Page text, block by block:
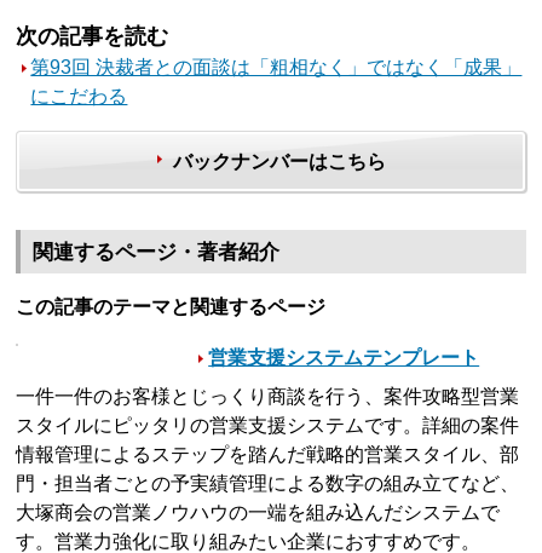
次の記事を読む
第93回 決裁者との面談は「粗相なく」ではなく「成果」
にこだわる
バックナンバーはこちら
関連するページ・著者紹介
この記事のテーマと関連するページ
営業支援システムテンプレート
一件一件のお客様とじっくり商談を行う、案件攻略型営業
スタイルにピッタリの営業支援システムです。詳細の案件
情報管理によるステップを踏んだ戦略的営業スタイル、部
門・担当者ごとの予実績管理による数字の組み立てなど、
大塚商会の営業ノウハウの一端を組み込んだシステムで
す。営業力強化に取り組みたい企業におすすめです。